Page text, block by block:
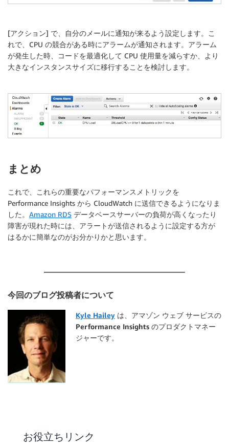
[アクション] で、自分のメールに通知が来るよう設定します。こ
れで、CPU の競合がある時にアラームが通知されます。アラーム
が発生した時、コードを最適化して CPU 使用量を減らすか、より
大きなインスタンスサイズに移行することを検討します。
まとめ
これで、これらの重要なパフォーマンスメトリックを
Performance Insights から CloudWatch に送信できるようになりま
した。 Amazon RDS データベースサーバーの負荷が高くなったり
障害が現れた時には、アラートが送信されるように設定する方が
はるかに簡単なのがお分かりかと思います。
今回のブログ投稿者について
Kyle Hailey は、アマゾン ウェブ サービスの
Performance Insights のプロダクトマネー
ジャーです。
お役立ちリンク